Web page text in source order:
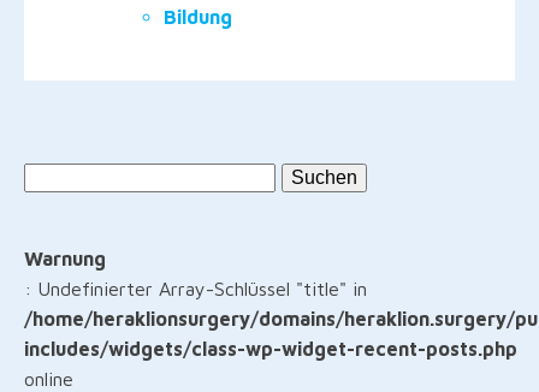
Bildung
Warnung
: Undefinierter Array-Schlüssel "title" in
/home/heraklionsurgery/domains/heraklion.surgery/
includes/widgets/class-wp-widget-recent-posts.php
online